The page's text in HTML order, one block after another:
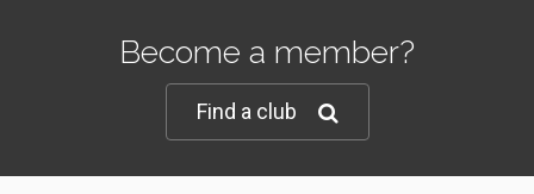
Become a member?
Find a club